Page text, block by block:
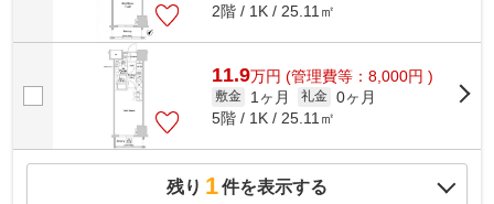
2階 / 1K / 25.11㎡
11.9万円 (管理費等：8,000円 )
敷金 1ヶ月 礼金 0ヶ月
5階 / 1K / 25.11㎡
残り 1件を表示する